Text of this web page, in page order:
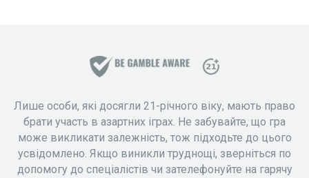
Лише особи, які досягли 21-річного віку, мають право
брати участь в азартних іграх. Не забувайте, що гра
може викликати залежність, тож підходьте до цього
усвідомлено. Якщо виникли труднощі, зверніться по
допомогу до спеціалістів чи зателефонуйте на гарячу